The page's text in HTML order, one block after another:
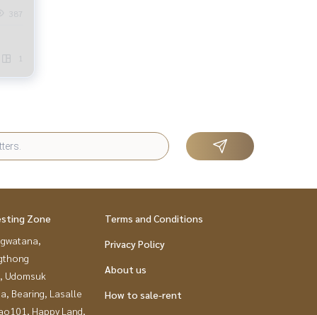
387
Zone
Udomsuk
Bearing, Lasalle
Happy Land,
Terms and Conditions
Privacy Policy
About us
How to sale-rent